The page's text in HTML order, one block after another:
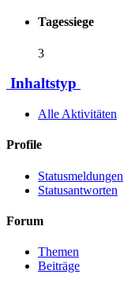
Tagessiege
3
Inhaltstyp
Alle Aktivitäten
Profile
Statusmeldungen
Statusantworten
Forum
Themen
Beiträge